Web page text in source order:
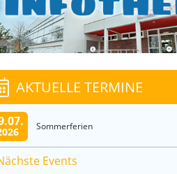
AKTUELLE TERMINE
Sommerferien
Events